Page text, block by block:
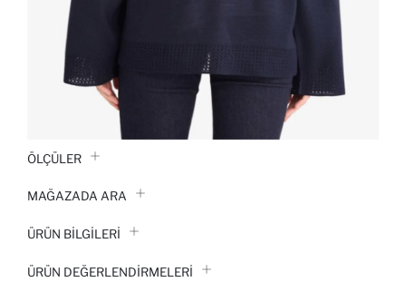
ÖLÇÜLER
MAĞAZADA ARA
ÜRÜN BILGILERI
ÜRÜN DEĞERLENDİRMELERİ